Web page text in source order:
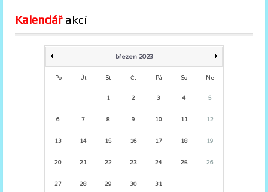
Kalendář akcí
březen 2023
Po Út St Čt Pá So Ne
1 2 3 4 5
6 7 8 9 10 11 12
13 14 15 16 17 18 19
20 21 22 23 24 25 26
27 28 29 30 31